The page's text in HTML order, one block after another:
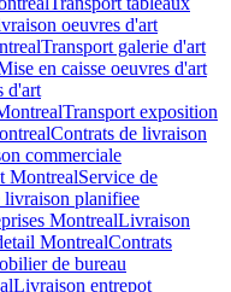
oeuvres d'art
Transport galerie d'art
en caisse oeuvres d'art
d'art
Transport exposition
Contrats de livraison
commerciale
MontrealService de
livraison planifiee
MontrealLivraison
MontrealContrats
de bureau
Livraison entrepot